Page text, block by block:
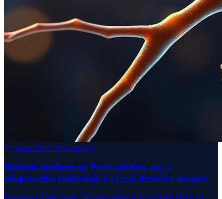
Výskum 2018 / NeuroImage
Biológia inteligencie: Prečo mliečny tuk a
sfingomyelín rozhodujú o vývoji detského mozgu?
Prelomová štúdia Seana Deoniho odhalila, že samotná DHA pre